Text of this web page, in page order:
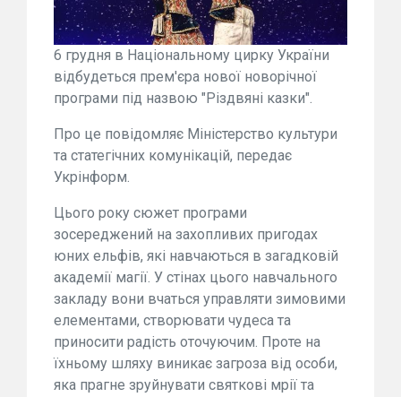
6 грудня в Національному цирку України
відбудеться прем'єра нової новорічної
програми під назвою "Різдвяні казки".
Про це повідомляє Міністерство культури
та статегічних комунікацій, передає
Укрінформ.
Цього року сюжет програми
зосереджений на захопливих пригодах
юних ельфів, які навчаються в загадковій
академії магії. У стінах цього навчального
закладу вони вчаться управляти зимовими
елементами, створювати чудеса та
приносити радість оточуючим. Проте на
їхньому шляху виникає загроза від особи,
яка прагне зруйнувати святкові мрії та